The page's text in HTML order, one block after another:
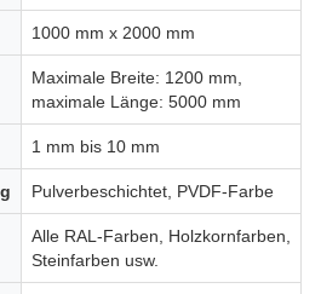
1000 mm x 2000 mm
Maximale Breite: 1200 mm,
maximale Länge: 5000 mm
1 mm bis 10 mm
Pulverbeschichtet, PVDF-Farbe
Alle RAL-Farben, Holzkornfarben,
Steinfarben usw.